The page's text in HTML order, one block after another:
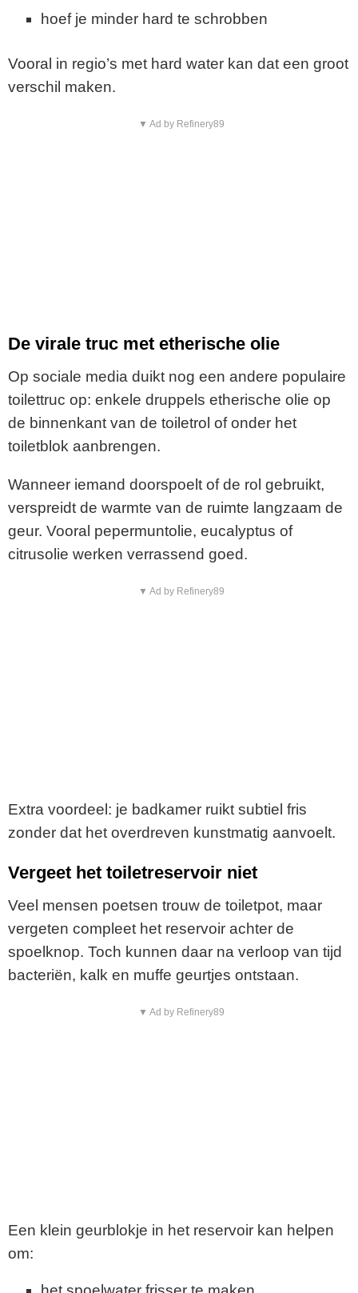
hoef je minder hard te schrobben
Vooral in regio’s met hard water kan dat een groot
verschil maken.
▼ Ad by Refinery89
De virale truc met etherische olie
Op sociale media duikt nog een andere populaire
toilettruc op: enkele druppels etherische olie op
de binnenkant van de toiletrol of onder het
toiletblok aanbrengen.
Wanneer iemand doorspoelt of de rol gebruikt,
verspreidt de warmte van de ruimte langzaam de
geur. Vooral pepermuntolie, eucalyptus of
citrusolie werken verrassend goed.
▼ Ad by Refinery89
Extra voordeel: je badkamer ruikt subtiel fris
zonder dat het overdreven kunstmatig aanvoelt.
Vergeet het toiletreservoir niet
Veel mensen poetsen trouw de toiletpot, maar
vergeten compleet het reservoir achter de
spoelknop. Toch kunnen daar na verloop van tijd
bacteriën, kalk en muffe geurtjes ontstaan.
▼ Ad by Refinery89
Een klein geurblokje in het reservoir kan helpen
om: